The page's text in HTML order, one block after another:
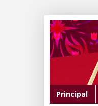
Principal